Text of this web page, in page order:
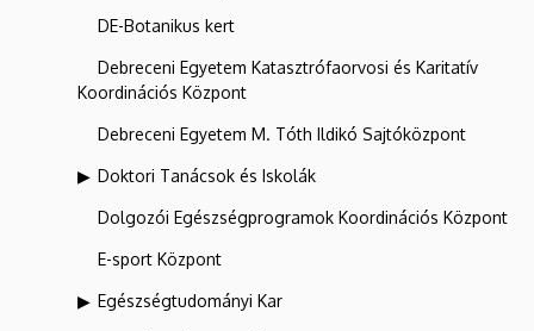
DE-Botanikus kert
Debreceni Egyetem Katasztrófaorvosi és Karitatív
Koordinációs Központ
Debreceni Egyetem M. Tóth Ildikó Sajtóközpont
Doktori Tanácsok és Iskolák
Dolgozói Egészségprogramok Koordinációs Központ
E-sport Központ
Egészségtudományi Kar